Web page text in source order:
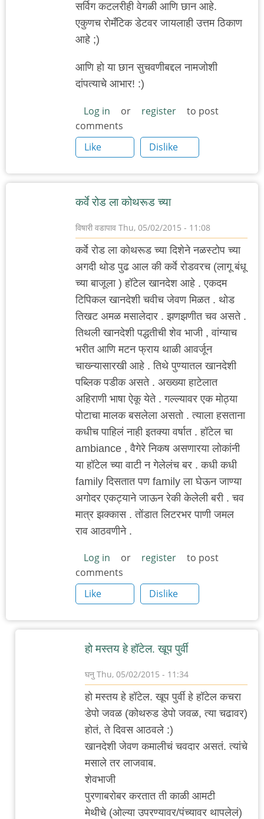
सर्विग कटलरीही वेगळी आणि छान आहे.
एकुणच रोमँटिक डेटवर जायलाही उत्तम ठिकाण
आहे ;)
आणि हो या छान सुचवणीबद्दल नामजोशी
दांपत्याचे आभार! :)
Log in or register
to post
comments
Like
Dislike
कर्वे रोड ला कोथरूड च्या
विषारी वडापाव Thu, 05/02/2015 - 11:08
कर्वे रोड ला कोथरूड च्या दिशेने नळस्टोप च्या
अगदी थोड पुढ आल की कर्वे रोडवरच (लागू बंधू
च्या बाजूला ) हॉटेल खानदेश आहे . एकदम
टिपिकल खानदेशी चवीच जेवण मिळत . थोड
तिखट अमळ मसालेदार . झणझणीत चव असते .
तिथली खानदेशी पद्धतीची शेव भाजी , वांग्याच
भरीत आणि मटन फ्राय थाळी आवर्जून
चाख्न्यासारखी आहे . तिथे पुण्यातल खानदेशी
पब्लिक पडीक असते . अख्ख्या हाटेलात
अहिराणी भाषा ऐकू येते . गल्ल्यावर एक मोठ्या
पोटाचा मालक बसलेला असतो . त्याला हसताना
कधीच पाहिलं नाही इतक्या वर्षात . हॉटेल चा
ambiance , वैगेरे निकष असणारया लोकांनी
या हॉटेल च्या वाटी न गेलेलंच बर . कधी कधी
family दिसतात पण family ला घेऊन जाण्या
अगोदर एकट्याने जाऊन रेकी केलेली बरी . चव
मात्र झक्कास . तोंडात लिटरभर पाणी जमल
राव आठवणीने .
Log in or register
to post
comments
Like
Dislike
हो मस्तय हे हॉटेल. खूप पुर्वी
घनु Thu, 05/02/2015 - 11:34
In
reply
to
कर्वे
ला
कोथरूड
च्या
हो मस्तय हे हॉटेल. खूप पुर्वी हे हॉटेल कचरा
डेपो जवळ (कोथरुड डेपो जवळ, त्या चढावर)
होतं, ते दिवस आठवले :)
खानदेशी जेवण कमालीचं चवदार असतं. त्यांचे
मसाले तर लाजवाब.
शेवभाजी
पुरणाबरोबर करतात ती काळी आमटी
मेथीचे (ओल्या उपरण्यावर/पंच्यावर थापलेलं)